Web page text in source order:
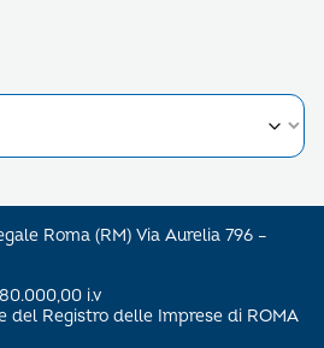
Roma (RM) Via Aurelia 796 –
i.v
del Registro delle Imprese di ROMA